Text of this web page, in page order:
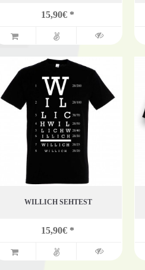
15,90€ *
WILLICH SEHTEST
15,90€ *